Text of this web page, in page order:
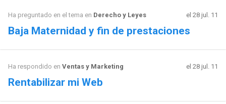
Ha preguntado en el tema en Derecho y Leyes el 28 jul. 11
Baja Maternidad y fin de prestaciones
Ha respondido en Ventas y Marketing el 28 jul. 11
Rentabilizar mi Web